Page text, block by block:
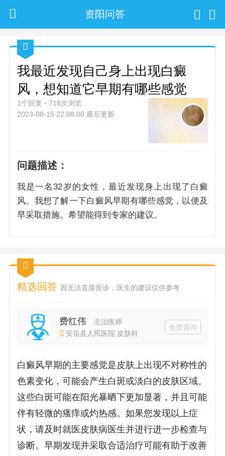
资阳问答
我最近发现自己身上出现白癜
风，想知道它早期有哪些感觉
1个回复
718次浏览
2023-08-15 22:08:00 最后更新
问题描述：
我是一名32岁的女性，最近发现身上出现了白癜
风。我想了解一下白癜风早期有哪些感觉，以便及
早采取措施。希望能得到专家的建议。
精选回答 因无法直接面诊，医生的建议仅供参考
费红伟
主治医师
安岳县人民医院 皮肤科
免费咨询
白癜风早期的主要感觉是皮肤上出现不对称性的
色素变化，可能会产生白斑或淡白的皮肤区域。
这些白斑可能在阳光暴晒下更加显著，并且可能
伴有轻微的瘙痒或灼热感。如果您发现以上症
状，请及时就医皮肤病医生并进行进一步检查与
诊断。早期发现并采取合适治疗可能有助于改善